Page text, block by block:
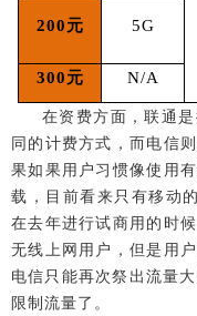
200元 5G
300元 N/A
在资费方面，联通
同的计费方式，而电信
果如果用户习惯像使用
载，目前看来只有移动的
在去年进行试商用的时
无线上网用户，但是用
电信只能再次祭出流量
限制流量了。